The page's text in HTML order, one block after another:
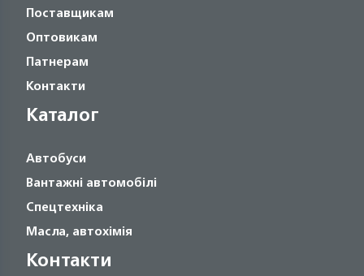
Поставщикам
Оптовикам
Патнерам
Контакти
Каталог
Автобуси
Вантажні автомобілі
Спецтехніка
Масла, автохімія
Контакти